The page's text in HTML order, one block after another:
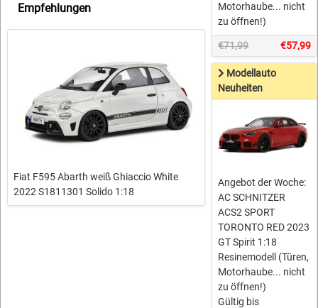
Empfehlungen
Fiat F595 Abarth weiß Ghiaccio White
2022 S1811301 Solido 1:18
Motorhaube... nicht
zu öffnen!)
€71,99 €57,99
Modellauto
Neuheiten
Angebot der Woche:
AC SCHNITZER
ACS2 SPORT
TORONTO RED 2023
GT Spirit 1:18
Resinemodell (Türen,
Motorhaube... nicht
zu öffnen!)
Gültig bis